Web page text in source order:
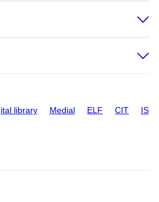
library Medial ELF CIT IS